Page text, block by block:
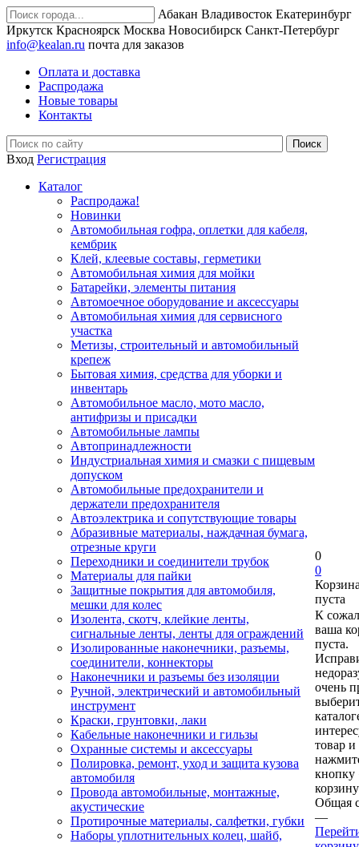
Абакан Владивосток Екатеринбург
Иркутск Красноярск Москва Новосибирск Санкт-Петербург
info@kealan.ru почта для заказов
Оплата и доставка
Распродажа
Новые товары
Контакты
Вход Регистрация
Каталог
Распродажа!
Новинки
Автомобильная гофра, оплетки для кабеля,
кембрик
Клей, клеевые составы, герметики
Автомобильная химия для мойки
Батарейки, элементы питания
Автомоечное оборудование и аксессуары
Автомобильная химия для сервисного
участка
Метизы, строительный и автомобильный
крепеж
Бытовая химия, средства для уборки и
инвентарь
Автомобильное масло, мото масло,
антифризы и присадки
Автомобильные лампы
Автопринадлежности
Индустриальная химия и смазки с пищевым
допуском
Автомобильные предохранители и
держатели предохранителя
Автоэлектрика и сопутствующие товары
Абразивные материалы, наждачная бумага,
отрезные круги
Переходники и соединители трубок
Материалы для пайки
Защитные покрытия для автомобиля,
мешки для колес
Изолента, скотч, клейкие ленты,
сигнальные ленты, ленты для ограждений
Изолированные наконечники, разъемы,
соединители, коннекторы
Наконечники и разъемы без изоляции
Ручной, электрический и автомобильный
инструмент
Краски, грунтовки, лаки
Кабельные наконечники и гильзы
Охранные системы и аксессуары
Полировка, ремонт, уход и защита кузова
автомобиля
Провода автомобильные, монтажные,
акустические
Протирочные материалы, салфетки, губки
Наборы уплотнительных колец, шайб,
0
0
пуста
К
ваша
пуста.
очень
товар и
кнопку
Общая
—